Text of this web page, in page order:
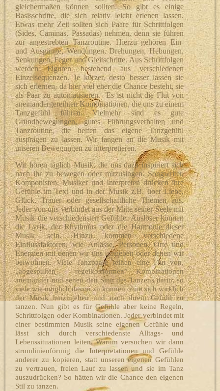
gleichermaßen können sollten. So gibt es einige
Basisschritte, die sich relativ leicht erlenen lassen.
Etwas mehr Zeit sollten sich Paare für Schrittfolgen
(Sides, Caminas, Passadas) nehmen, denn sie führen
zur angestrebten Tanzroutine. Hierzu gehören Ein-
und Ausgänge, Wendungen, Drehungen, Hebungen,
Senkungen, Feger und Gleitschritte. Aus Schrittfolgen
werden Figuren bestehend aus verschiedenen
Einzelsequenzen. Je kürzer, desto besser lassen sie
sich erlernen, da hier viel eher die Chance besteht, sie
als Paar zu automatisieren.Es ist nicht die Flut von
aneinandergereihten Kombinationen, die uns zu einem
Tanzgefühl führen. Vielmehr sind es gute
Grundbewegungen, gutes Führungsverhalten und
Tanzroutine, die helfen das eigene Tanzgefühl
ausprägen zu lassen. Wir fangen an die Musik mit
unseren Bewegungen zu interpretieren.
Wir hören täglich Musik, die uns dazu inspiriert sich
nach ihr zu bewegen oder mitzusingen. Songwriter,
Komponisten, Musiker und Interpreten drücken ihre
Gefühle im Text und in der Musik z.B. über Liebe,
Glück, Trauer oder gesellschaftliche Themen aus.
Jeder von uns verbindet aus der Mitte seiner Seele mit
Musik die verschiedensten Gefühle. Auslöser können
die Lyrik, der Rhythmus oder die Harmonie dieser
Musik sein. Hinzu kommen verschiedene
Einflussfaktoren, wie Anlässe, Personen, Orte und
Energien mit denen wir uns umgeben oder denen wir
beiwohnen.Viele Tanzpaare reihen eine Flut von,
„abgespulten - regelkonformen” Kombinationen
aneinander und sehen den Sinn des Tanzens darin, so
viele wie möglich davon zu können ohne sich wirklich
der Musik hinzugeben und nach ihrem Gefühl zu
tanzen. Nun gibt es für Gefühle aber keine Regeln,
Schrittfolgen oder Kombinationen. Jeder verbindet mit
einer bestimmten Musik seine eigenen Gefühle und
lässt sich durch verschiedenste Alltags- und
Lebenssituationen leiten. Warum versuchen wir dann
stromlinienförmig die Interpretationen und Gefühle
anderer zu kopieren, statt unseren eigenen Gefühlen
zu vertrauen, freien Lauf zu lassen und sie im Tanz
auszudrücken? So hätten wir die Chance den eigenen
Stil zu tanzen.